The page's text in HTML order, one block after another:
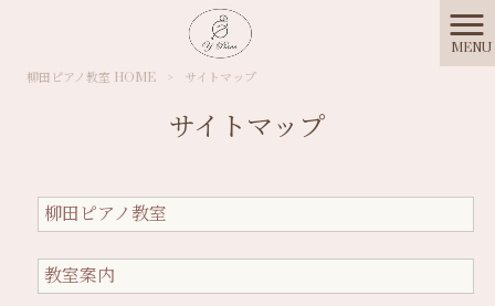
MENU
柳田ピアノ教室 HOME
> サイトマップ
サイトマップ
柳田ピアノ教室
教室案内